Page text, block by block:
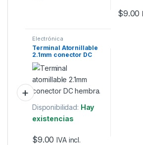
$9.00
Electrónica
Terminal Atornillable
2.1mm conector DC
hembra
Disponibilidad: Hay
existencias
$9.00 IVA incl.